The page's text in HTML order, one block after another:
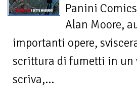
Panini
Alan Moore,
importanti opere,
scrittura di fumetti in un
scriva,...